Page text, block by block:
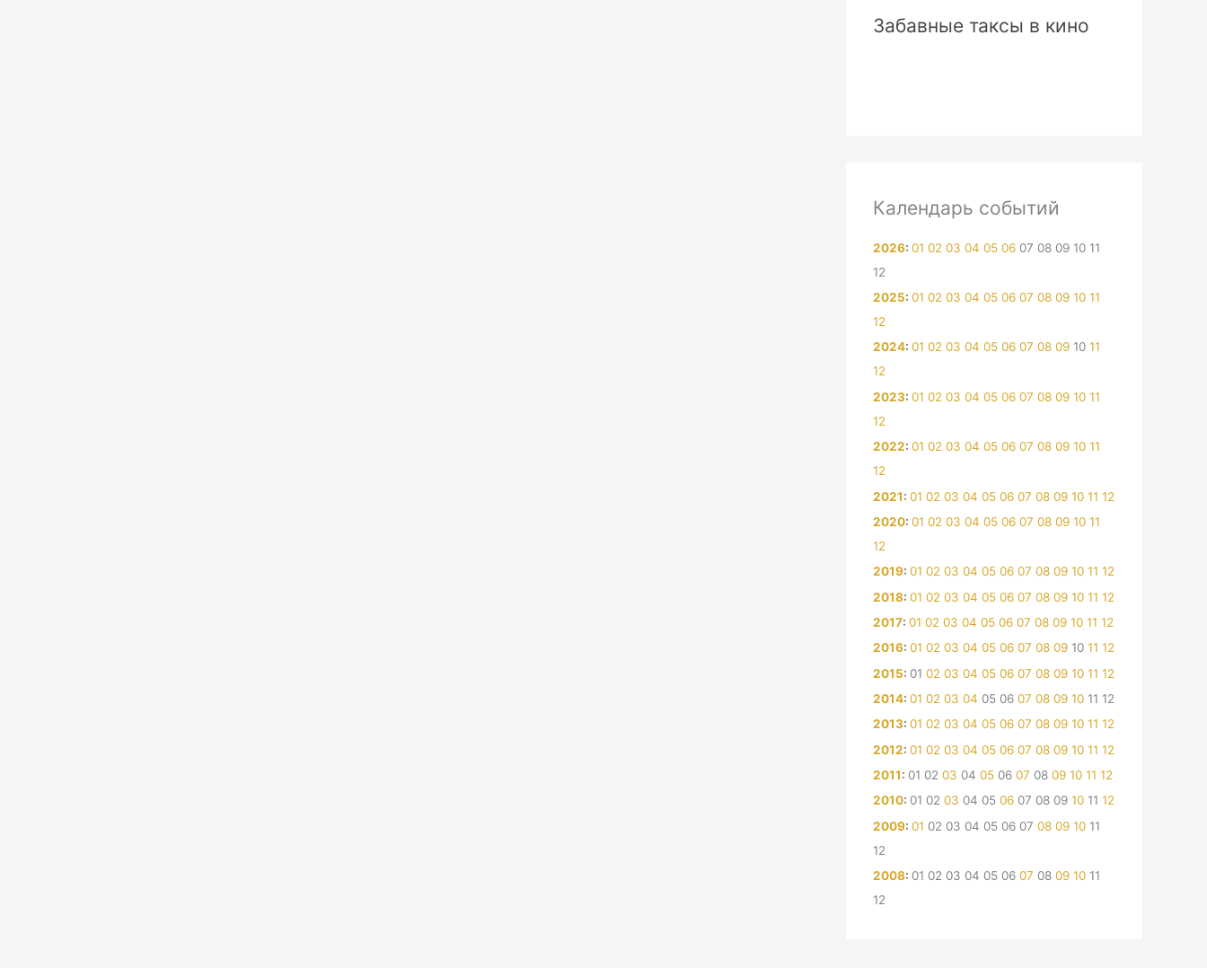
Забавные таксы в кино
Календарь событий
2026: 01 02 03 04 05 06 07 08 09 10 11
12
2025: 01 02 03 04 05 06 07 08 09 10 11
12
2024: 01 02 03 04 05 06 07 08 09 10 11
12
2023: 01 02 03 04 05 06 07 08 09 10 11
12
2022: 01 02 03 04 05 06 07 08 09 10 11
12
2021: 01 02 03 04 05 06 07 08 09 10 11 12
2020: 01 02 03 04 05 06 07 08 09 10 11
12
2019: 01 02 03 04 05 06 07 08 09 10 11 12
2018: 01 02 03 04 05 06 07 08 09 10 11 12
2017: 01 02 03 04 05 06 07 08 09 10 11 12
2016: 01 02 03 04 05 06 07 08 09 10 11 12
2015: 01 02 03 04 05 06 07 08 09 10 11 12
2014: 01 02 03 04 05 06 07 08 09 10 11 12
2013: 01 02 03 04 05 06 07 08 09 10 11 12
2012: 01 02 03 04 05 06 07 08 09 10 11 12
2011: 01 02 03 04 05 06 07 08 09 10 11 12
2010: 01 02 03 04 05 06 07 08 09 10 11 12
2009: 01 02 03 04 05 06 07 08 09 10 11
12
2008: 01 02 03 04 05 06 07 08 09 10 11
12